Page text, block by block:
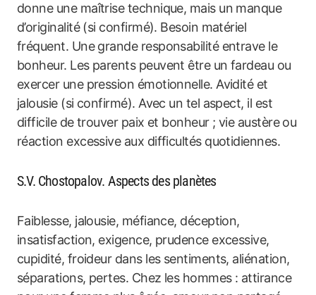
donne une maîtrise technique, mais un manque
d’originalité (si confirmé). Besoin matériel
fréquent. Une grande responsabilité entrave le
bonheur. Les parents peuvent être un fardeau ou
exercer une pression émotionnelle. Avidité et
jalousie (si confirmé). Avec un tel aspect, il est
difficile de trouver paix et bonheur ; vie austère ou
réaction excessive aux difficultés quotidiennes.
S.V. Chostopalov. Aspects des planètes
Faiblesse, jalousie, méfiance, déception,
insatisfaction, exigence, prudence excessive,
cupidité, froideur dans les sentiments, aliénation,
séparations, pertes. Chez les hommes : attirance